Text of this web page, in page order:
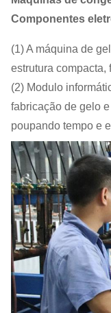
Componentes
(1) A máquina de
estrutura
(2) Modulo
fabricação de gelo
poupando tempo e